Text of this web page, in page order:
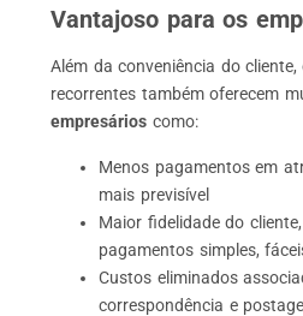
Vantajoso para os
Além da conveniência do
recorrentes também oferecem
empresários como:
Menos pagamentos em
mais previsível
Maior fidelidade do
pagamentos simples,
Custos eliminados
correspondência e